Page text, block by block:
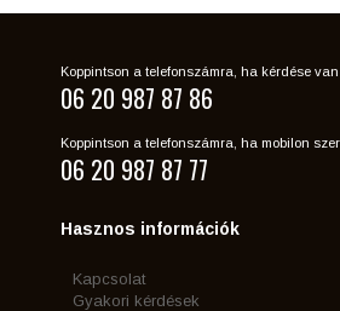
Koppintson a telefonszámra, ha kérdése van
06 20 987 87 86
Koppintson a telefonszámra, ha mobilon
06 20 987 87 77
Hasznos információk
Kapcsolat
Gyakori kérdések